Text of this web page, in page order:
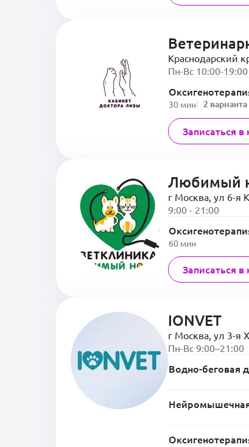
Краснодарский
Пн-Вс 10:00-19:00
30 мин 2 варианта
Записаться в
Любимый
г Москва, ул 6-я
9:00 - 21:00
60 мин
Записаться в
IONVET
г Москва, ул 3-я
Пн-Вс 9:00–21:00
Водно-беговая
Нейромышечная